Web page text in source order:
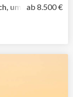
umweltbewusst
ab 8.500 €